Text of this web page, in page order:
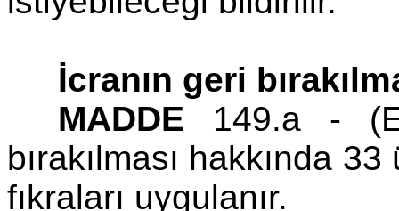
İcranın geri
MADDE 149.a -
bırakılması hakkında
fıkraları uygulanır.